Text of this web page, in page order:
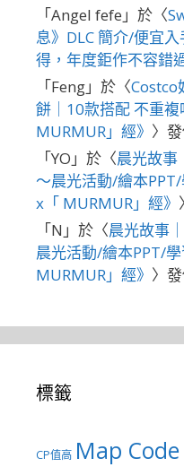
「Angel fefe 」於〈
息》DLC 簡介/便宜
得，年度鉅作不容錯
「Feng」於〈Costco
餅｜10款搭配 不重
MURMUR」經》 〉
「YO 」於〈晨光故事
～晨光活動/繪本
x「 MURMUR」經》
「N 」於〈晨光故事
晨光活動/繪本PPT/
MURMUR」經》 〉
標籤
CP值高 Map Code